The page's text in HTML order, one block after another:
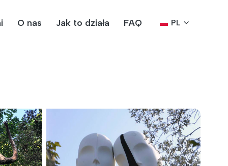
O nas Jak to działa FAQ PL